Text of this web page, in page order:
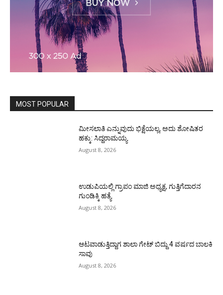
MOST POPULAR
ಮೀಸಲಾತಿ ಎನ್ನುವುದು ಭಿಕ್ಷೆಯಲ್ಲ, ಅದು ಶೋಷಿತರ
ಹಕ್ಕು: ಸಿದ್ದರಾಮಯ್ಯ
August 8, 2026
ಉಡುಪಿಯಲ್ಲಿ ಗ್ರಾಪಂ ಮಾಜಿ ಅಧ್ಯಕ್ಷ, ಗುತ್ತಿಗೆದಾರನ
ಗುಂಡಿಕ್ಕಿ ಹತ್ಯೆ
August 8, 2026
ಆಟವಾಡುತ್ತಿದ್ದಾಗ ಶಾಲಾ ಗೇಟ್‌ ಬಿದ್ದು 4 ವರ್ಷದ ಬಾಲಕಿ
ಸಾವು
August 8, 2026